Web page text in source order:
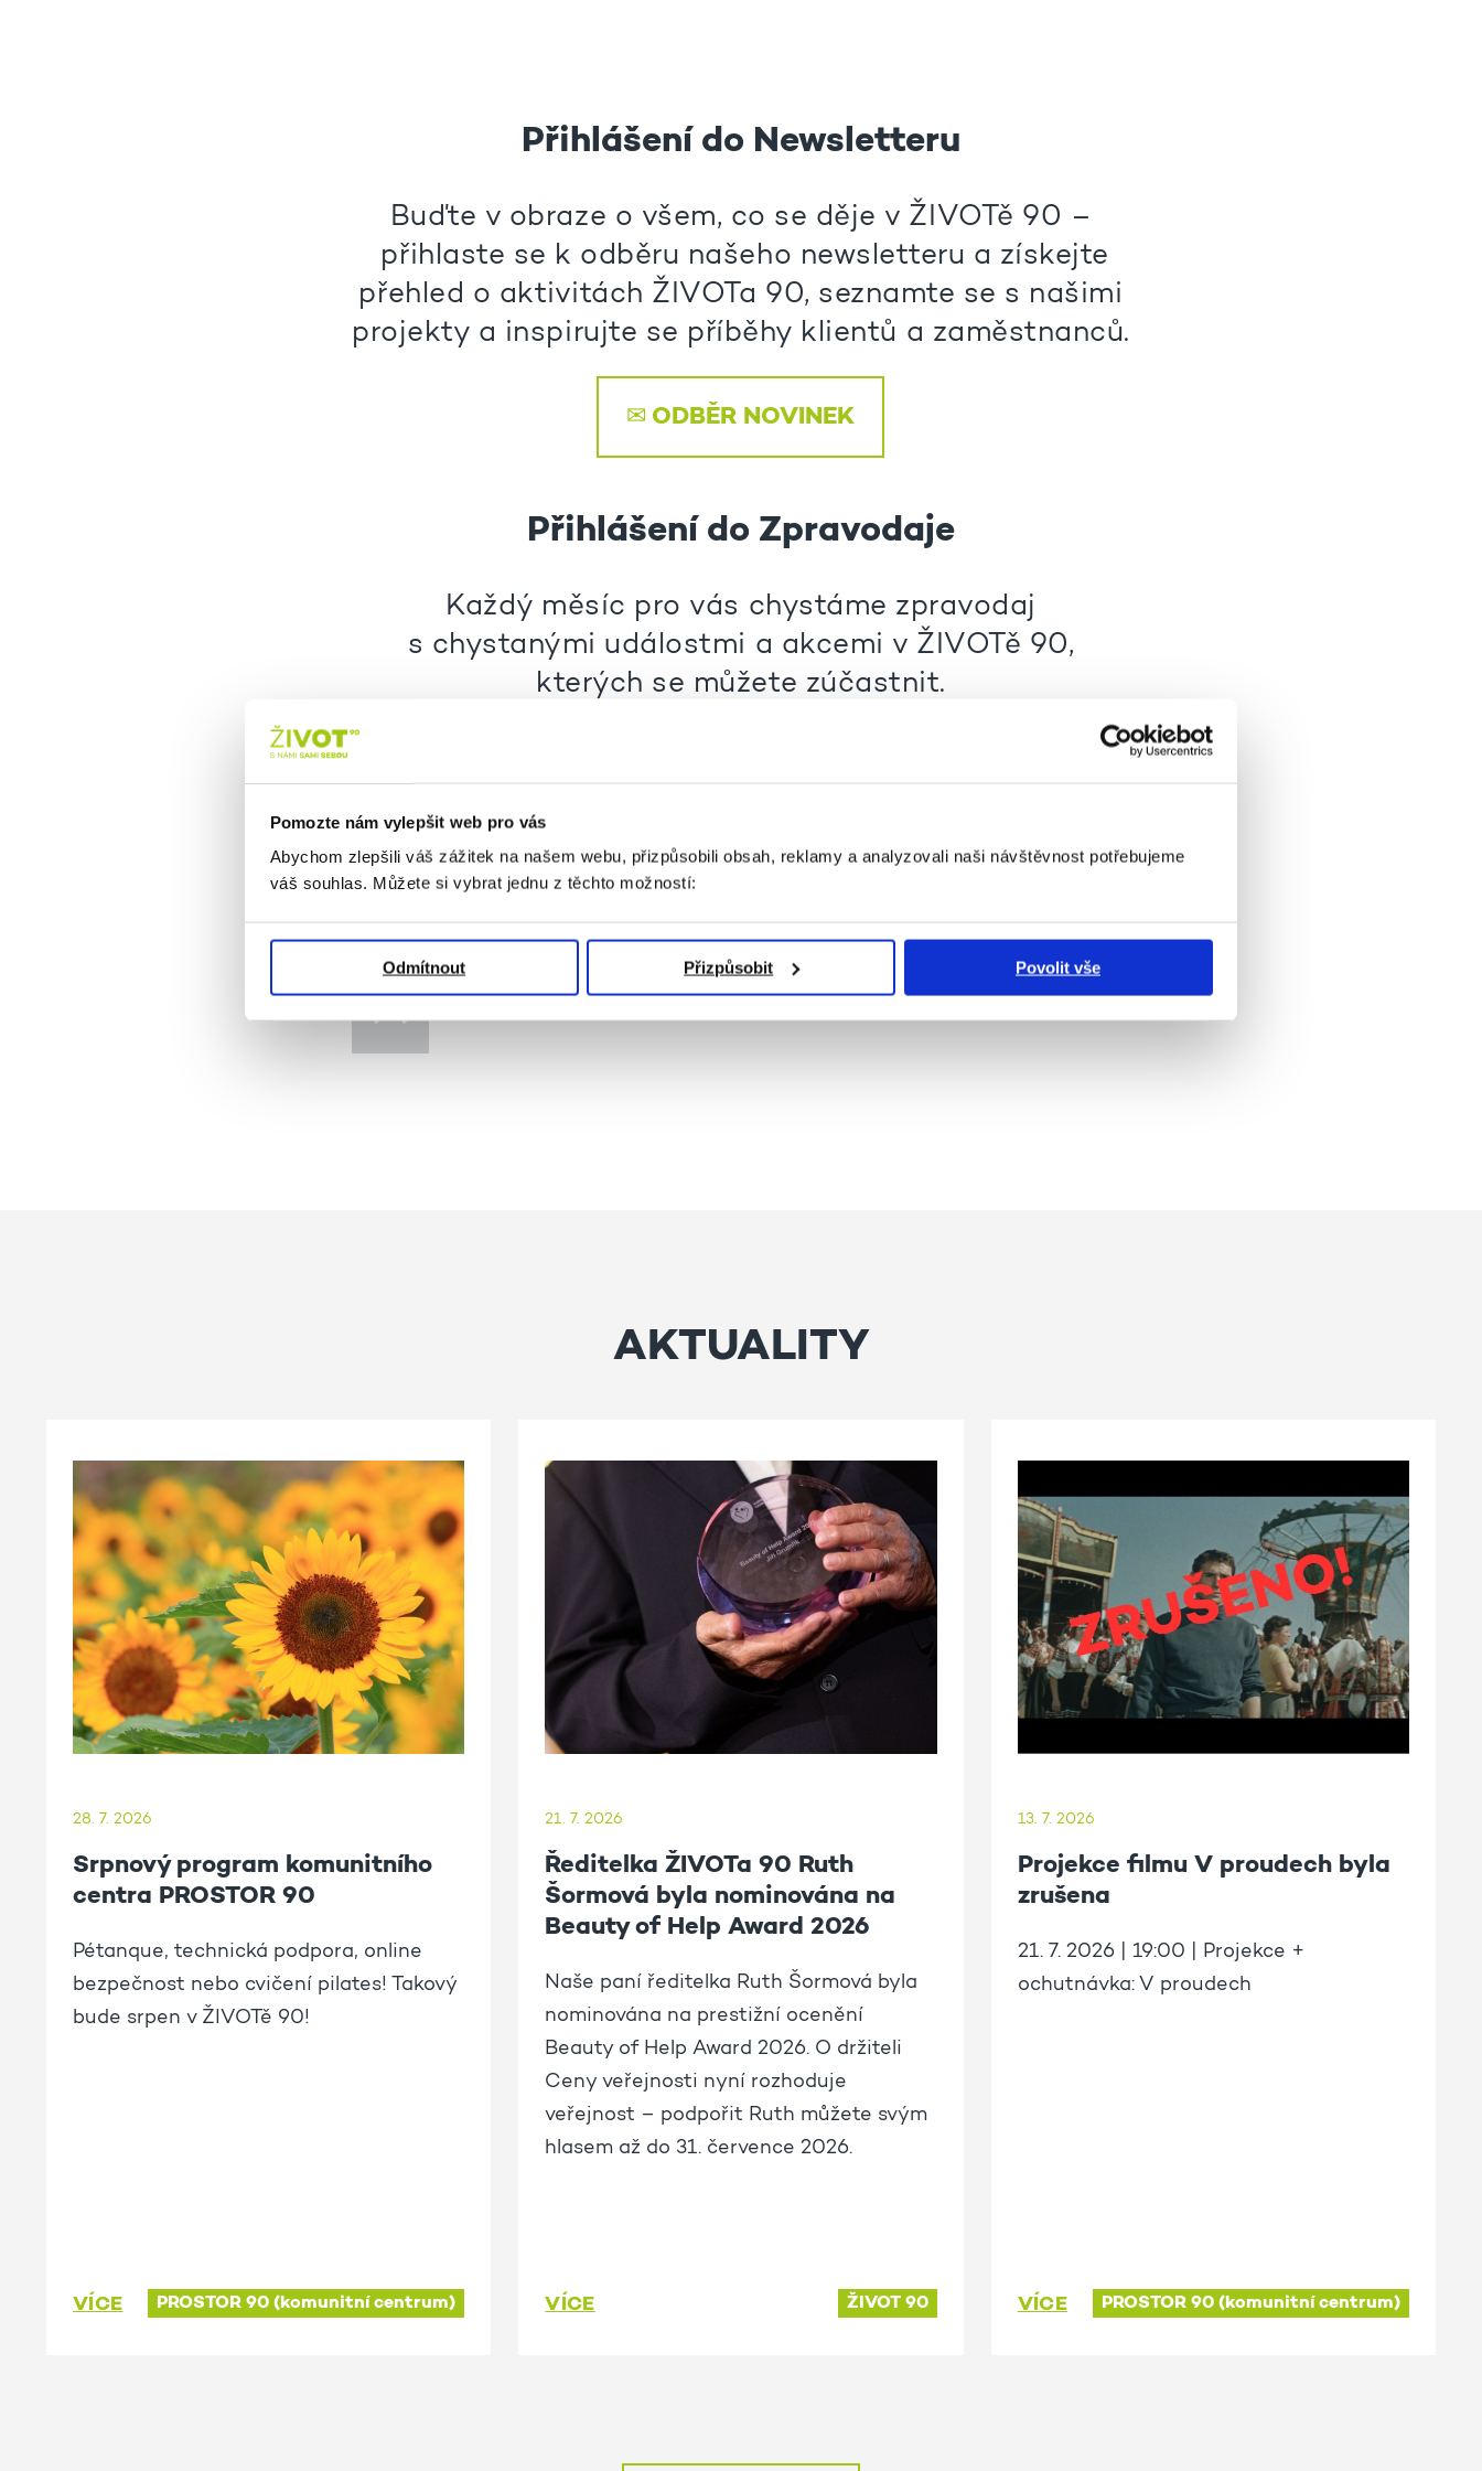
Pomozte nám vylepšit web pro vás
Abychom zlepšili váš zážitek na našem webu, přizpůsobili obsah, reklamy a analyzovali naši návštěvnost potřebujeme
váš souhlas. Můžete si vybrat jednu z těchto možností:
Odmítnout Přizpůsobit Povolit vše
Přihlášení do Newsletteru
Buďte v obraze o všem, co se děje v ŽIVOTě 90 –
přihlaste se k odběru našeho newsletteru a získejte
přehled o aktivitách ŽIVOTa 90, seznamte se s našimi
projekty a inspirujte se příběhy klientů a zaměstnanců.
✉ ODBĚR NOVINEK
Přihlášení do Zpravodaje
Každý měsíc pro vás chystáme zpravodaj
s chystanými událostmi a akcemi v ŽIVOTě 90,
kterých se můžete zúčastnit.
AKTUALITY
28. 7. 2026
Srpnový program komunitního
centra PROSTOR 90
Pétanque, technická podpora, online
bezpečnost nebo cvičení pilates! Takový
bude srpen v ŽIVOTě 90!
VÍCE PROSTOR 90 (komunitní centrum)
21. 7. 2026
Ředitelka ŽIVOTa 90 Ruth
Šormová byla nominována na
Beauty of Help Award 2026
Naše paní ředitelka Ruth Šormová byla
nominována na prestižní ocenění
Beauty of Help Award 2026. O držiteli
Ceny veřejnosti nyní rozhoduje
veřejnost – podpořit Ruth můžete svým
hlasem až do 31. července 2026.
VÍCE ŽIVOT 90
13. 7. 2026
Projekce filmu V proudech byla
zrušena
21. 7. 2026 | 19:00 | Projekce +
ochutnávka: V proudech
VÍCE PROSTOR 90 (komunitní centrum)